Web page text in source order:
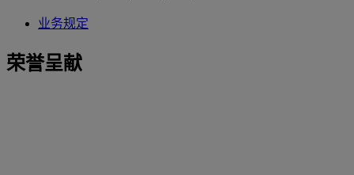
业务规定
荣誉呈献